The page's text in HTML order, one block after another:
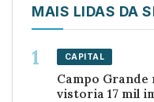
MAIS LIDAS DA
CAPITAL
Campo
vistoria 17 mil